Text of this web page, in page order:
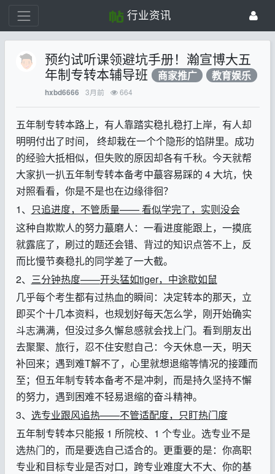
行业资讯
预约试听课领避坑手册！瀚宣博大五
年制专转本辅导班 商家推广 教育娱乐
hxbd6666 3月前 664
五年制专转本路上，有人靠踏实稳扎稳打上岸，有人却
明明付出了时间，
终却栽在一个个隐形的馅阱里。成功
的经验大抵相似，但失败的原因却各有千秋。今天就帮
大家扒一扒五年制专转本备考中蕞容易踩的 4 大坑，快
对照看看，你是不是也在边缘徘徊？
1、 只追进度，不管质量——看似学完了，实则没会
这种自欺欺人的努力蕞磨人：一看进度能跟上，一摸底
就露底了，刷过的题还会错、背过的知识点答不上，反
而比慢节奏稳扎的同学差了一大截。
2、
三分钟热度——开头猛如tiger，中途歇如鼠
几乎每个考生都有过热血的瞬间：决定转本的那天，立
即买个十几本资料，也规划好每天怎么学，刚开始确实
斗志满满，但没过多久懈怠感就会找上门。看到朋友出
去聚聚、旅行，忍不住安慰自己：今天休息一天，明天
补回来；遇到难T解不了，心里就想退缩等情况的接踵而
至；但五年制专转本备考不是冲刺，而是持久坚持不懈
的努力，遇到困难不轻易退缩的奋斗精神。
3、 选专业跟风追热——不管适配度，只盯热门度
五年制专转本只能报 1 所院校、 1 个专业。选专业不是
选热门的，而是要选自己适合的。更重要的是：你高职
专业和目标专业是否对口，跨专业难度大不大、你的基